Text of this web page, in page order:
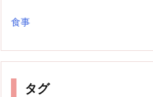
食事
タグ